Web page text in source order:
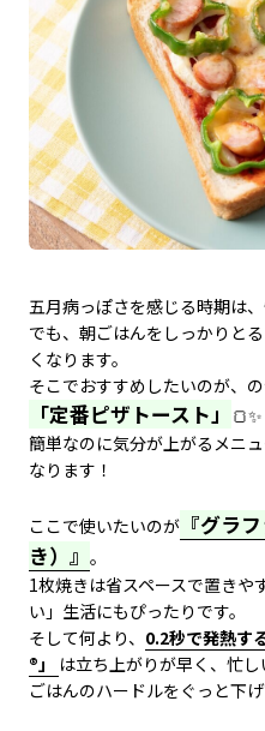
五月病っぽさを感じる時期は
でも、朝ごはんをしっかりと
くなります。
そこでおすすめしたいのが、
「定番ピザトースト」
🍞✨
簡単なのに気分が上がるメニ
なります！
ここで使いたいのが『グラ
き）』 。
1枚焼きは省スペースで置きや
い」生活にもぴったりです。
そして何より、 0.2秒で発熱す
®」
は立ち上がりが早く、忙
ごはんのハードルをぐっと下げ